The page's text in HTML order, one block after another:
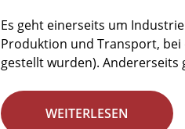
Es geht einerseits um
Produktion und Transport, bei
gestellt wurden). Andererseits
WEITERLESEN